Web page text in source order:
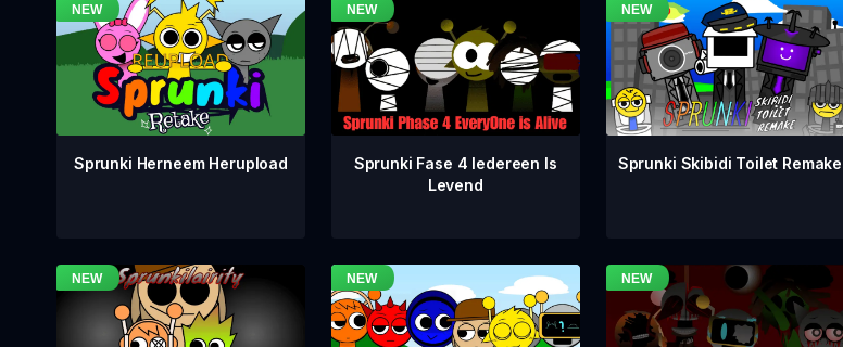
Sprunki Herneem Herupload
Sprunki Fase 4 Iedereen Is
Levend
Sprunki Skibidi Toilet Remake